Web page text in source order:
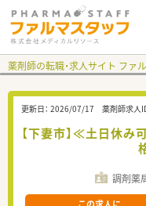
薬剤師の転職・求人サイト ファ
更新日： 2026/07/17 薬剤師求人
【下妻市】≪土日休
調剤薬